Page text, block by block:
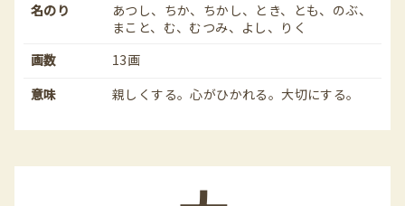
名のり
あつし、ちか、ちかし、とき、とも、のぶ、
まこと、む、むつみ、よし、りく
画数
13画
意味
親しくする。心がひかれる。大切にする。